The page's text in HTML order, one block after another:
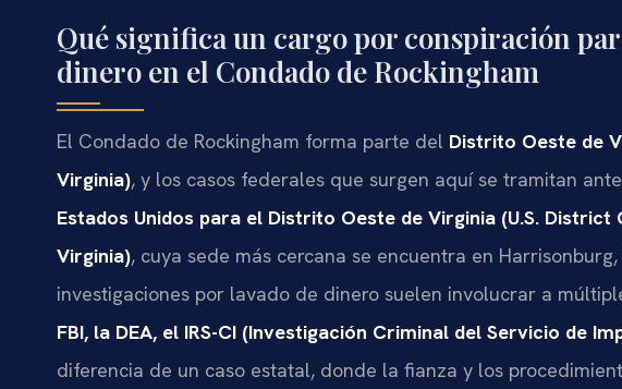
Qué significa un cargo por conspiración
dinero en el Condado de Rockingham
El Condado de Rockingham forma parte del Distrito Oeste de
Virginia), y los casos federales que surgen aquí se tramitan
Estados Unidos para el Distrito Oeste de Virginia (U.S.
Virginia), cuya sede más cercana se encuentra en
investigaciones por lavado de dinero suelen involucrar a
FBI, la DEA, el IRS-CI (Investigación Criminal del Servicio de
diferencia de un caso estatal, donde la fianza y los